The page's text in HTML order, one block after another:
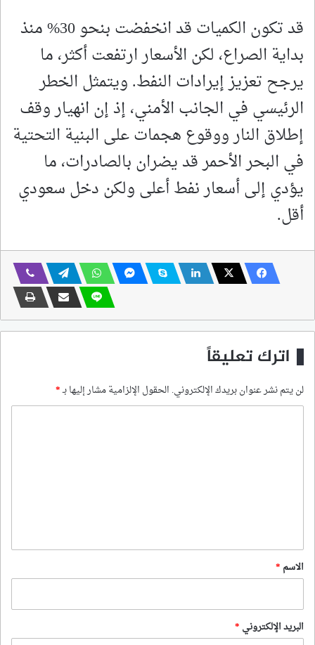
قد تكون الكميات قد انخفضت بنحو 30% منذ
بداية الصراع، لكن الأسعار ارتفعت أكثر، ما
يرجح تعزيز إيرادات النفط. ويتمثل الخطر
الرئيسي في الجانب الأمني، إذ إن انهيار وقف
إطلاق النار ووقوع هجمات على البنية التحتية
في البحر الأحمر قد يضران بالصادرات، ما
يؤدي إلى أسعار نفط أعلى ولكن دخل سعودي
أقل.
اترك تعليقاً
لن يتم نشر عنوان بريدك الإلكتروني. الحقول الإلزامية مشار إليها بـ*
*
الاسم *
البريد الإلكتروني *